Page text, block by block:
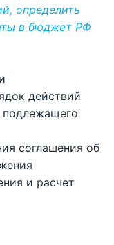
определить
в бюджет РФ
действий
подлежащего
соглашения об
и расчет